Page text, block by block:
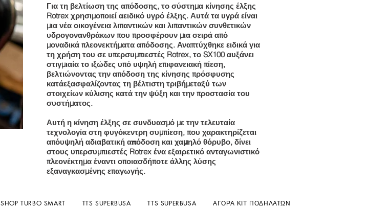
Για τη βελτίωση της απόδοσης, το σύστημα κίνησης έλξης
Rotrex χρησιμοποιεί αειδικό υγρό έλξης. Αυτά τα υγρά είναι
μια νέα οικογένεια λιπαντικών και λιπαντικών συνθετικών
υδρογονανθράκων που προσφέρουν μια σειρά από
μοναδικά πλεονεκτήματα απόδοσης. Αναπτύχθηκε ειδικά για
τη χρήση του σε υπερσυμπιεστές Rotrex, το SX100 αυξάνει
στιγμιαία το ιξώδες υπό υψηλή επιφανειακή πίεση,
βελτιώνοντας την απόδοση της κίνησης πρόσφυσης
κατάεξασφαλίζοντας τη βέλτιστη τριβήμεταξύ των
στοιχείων κύλισης κατά την ψύξη και την προστασία του
συστήματος.
Αυτή η κίνηση έλξης σε συνδυασμό με την τελευταία
τεχνολογία στη φυγόκεντρη συμπίεση, που χαρακτηρίζεται
απόυψηλή αδιαβατική απόδοση και χαμηλό θόρυβο, δίνει
στους υπερσυμπιεστές Rotrex ένα εξαιρετικό ανταγωνιστικό
πλεονέκτημα έναντι οποιασδήποτε άλλης λύσης
εξαναγκασμένης επαγωγής.
SHOP TURBO SMART TTS SUPERBUSA TTS SUPERBUSA ΑΓΟΡΑ ΚΙΤ ΠΟΔΗΛΑΤΩΝ